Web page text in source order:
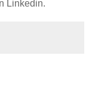
Linkedin.